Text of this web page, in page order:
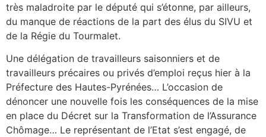
très maladroite par le député qui s’étonne, par ailleurs,
du manque de réactions de la part des élus du SIVU et
de la Régie du Tourmalet.
Une délégation de travailleurs saisonniers et de
travailleurs précaires ou privés d’emploi reçus hier à la
Préfecture des Hautes-Pyrénées… L’occasion de
dénoncer une nouvelle fois les conséquences de la mise
en place du Décret sur la Transformation de l’Assurance
Chômage… Le représentant de l’Etat s’est engagé, de